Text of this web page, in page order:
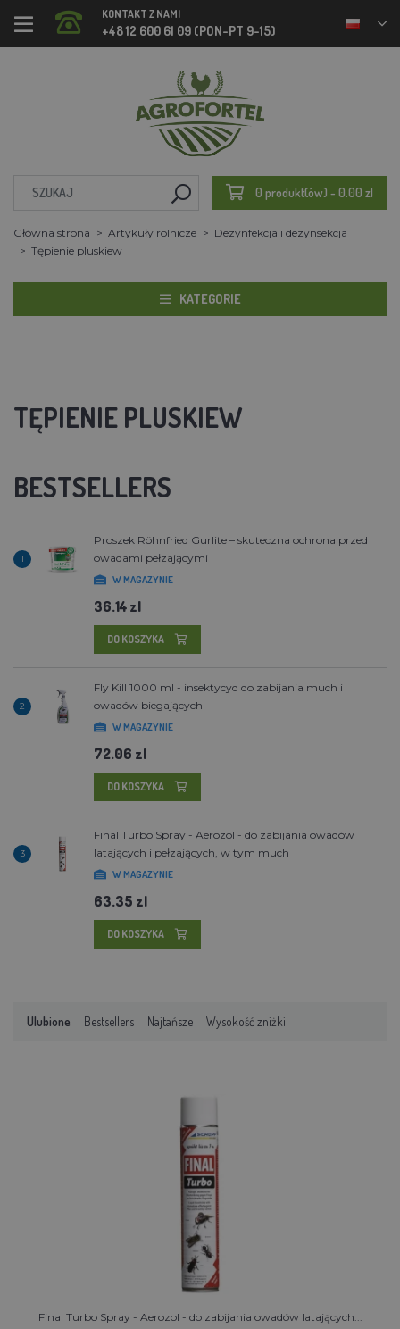
KONTAKT Z NAMI
+48 12 600 61 09 (PON-PT 9-15)
0 produkt(ów) - 0.00 zl
Główna strona Artykuły rolnicze
Dezynfekcja i dezynsekcja
Tępienie pluskiew
KATEGORIE
TĘPIENIE PLUSKIEW
BESTSELLERS
1
Proszek Röhnfried Gurlite – skuteczna ochrona przed
owadami pełzającymi
W MAGAZYNIE
36.14 zl
DO KOSZYKA
2
Fly Kill 1000 ml - insektycyd do zabijania much i
owadów biegających
W MAGAZYNIE
72.06 zl
DO KOSZYKA
3
Final Turbo Spray - Aerozol - do zabijania owadów
latających i pełzających, w tym much
W MAGAZYNIE
63.35 zl
DO KOSZYKA
Ulubione Bestsellers Najtańsze Wysokość zniżki
Final Turbo Spray - Aerozol - do zabijania owadów latających...